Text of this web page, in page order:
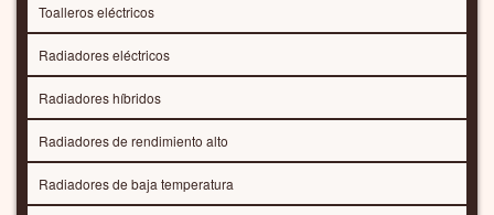
Toalleros eléctricos
Radiadores eléctricos
Radiadores híbridos
Radiadores de rendimiento alto
Radiadores de baja temperatura